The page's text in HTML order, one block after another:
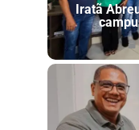
Iratã